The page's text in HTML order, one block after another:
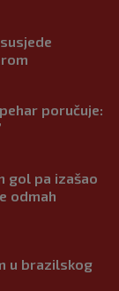
poručuje:
gol pa izašao
odmah
u brazilskog